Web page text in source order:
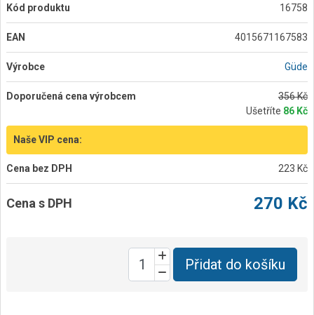
Kód produktu 16758
EAN 4015671167583
Výrobce Güde
Doporučená cena výrobcem
356 Kč
Ušetříte 86 Kč
Naše VIP cena:
Cena bez DPH 223 Kč
Cena s DPH 270 Kč
Přidat do košíku